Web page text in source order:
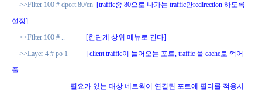
>>Filter 100 # dport 80/en [traffic중 80으로 나가는 traffic만redirection하도록
설정]
>>Filter 100 # ..
[한단계 상위 메뉴로 간다]
>>Layer 4 # po 1
[client traffic이 들어오는 포트, traffic 을 cache로 꺽어
줄
필요가 있는 대상 네트웍이 연결된 포트에 필터를 적용시